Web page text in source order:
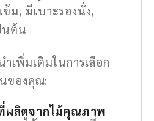
ม, มีเบาะรองนั่ง,
นต้น
เพิ่มเติมในการเลือก
ของคุณ:
ผลิตจากไม้คุณภาพ